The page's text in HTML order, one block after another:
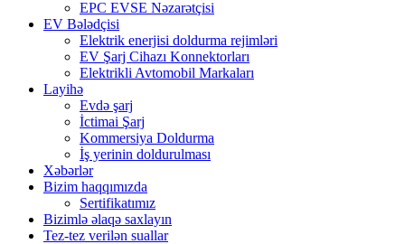
EPC EVSE Nəzarətçisi
EV Bələdçisi
Elektrik enerjisi doldurma rejimləri
EV Şarj Cihazı Konnektorları
Elektrikli Avtomobil Markaları
Layihə
Evdə şarj
İctimai Şarj
Kommersiya Doldurma
İş yerinin doldurulması
Xəbərlər
Bizim haqqımızda
Sertifikatımız
Bizimlə əlaqə saxlayın
Tez-tez verilən suallar